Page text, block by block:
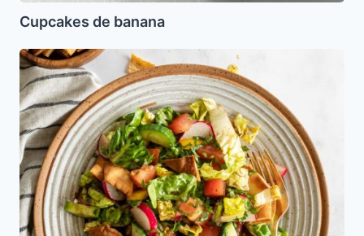
Cupcakes de banana
Ensalada
Fattoush